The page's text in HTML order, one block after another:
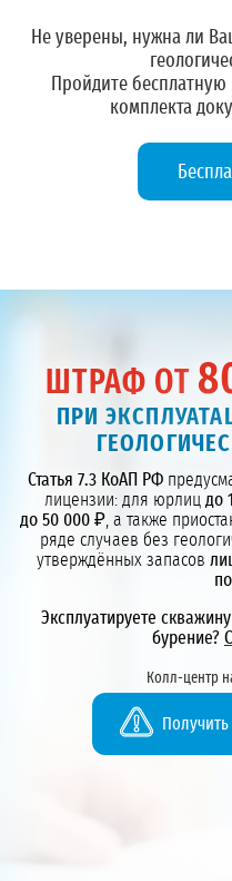
Не уверены, нужна ли
Пройдите
комплекта
ШТРАФ ОТ
ПРИ
Статья 7.3 КоАП РФ
лицензии: для юрлиц до
до 50 000 ₽, а также
ряде случаев без
утверждённых запасов
Эксплуатируете
бурение?
Колл-центр
Получить